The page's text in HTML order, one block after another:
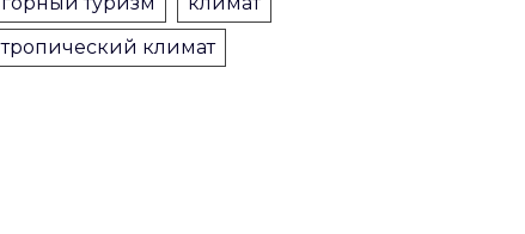
тропический климат